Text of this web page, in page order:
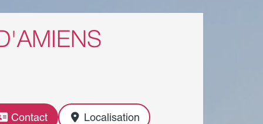
Contact Localisation